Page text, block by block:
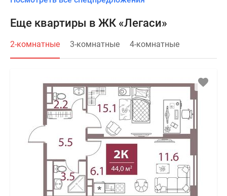
Еще квартиры в ЖК «Легаси»
2-комнатные 3-комнатные 4-комнатные